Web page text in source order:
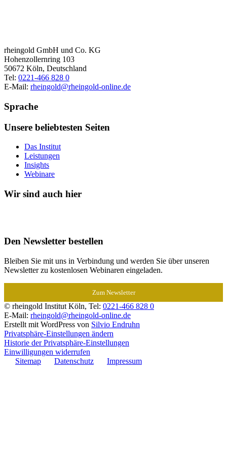
rheingold GmbH und Co. KG
Hohenzollernring 103
50672 Köln, Deutschland
Tel: 0221-466 828 0
E-Mail: rheingold@rheingold-online.de
Sprache
Unsere beliebtesten Seiten
Das Institut
Leistungen
Insights
Webinare
Wir sind auch hier
Den Newsletter bestellen
Bleiben Sie mit uns in Verbindung und werden Sie über unseren
Newsletter zu kostenlosen Webinaren eingeladen.
Zum Newsletter
© rheingold Institut Köln, Tel: 0221-466 828 0
E-Mail: rheingold@rheingold-online.de
Erstellt mit WordPress von Silvio Endruhn
Privatsphäre-Einstellungen ändern
Historie der Privatsphäre-Einstellungen
Einwilligungen widerrufen
Sitemap
Datenschutz Impressum